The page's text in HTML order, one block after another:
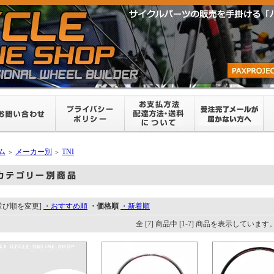
＞ メーカー別 ＞ TNI
び順を変更] ・おすすめ順 ・価格順 ・新着順
全 [7] 商品中 [1-7] 商品を表示しています